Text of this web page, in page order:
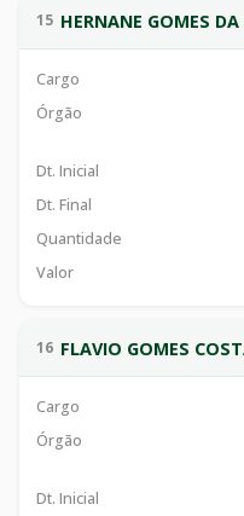
15 HERNANE GOMES
Cargo
Órgão
Dt. Inicial
Dt. Final
Quantidade
Valor
16 FLAVIO GOMES
Cargo
Órgão
Dt. Inicial